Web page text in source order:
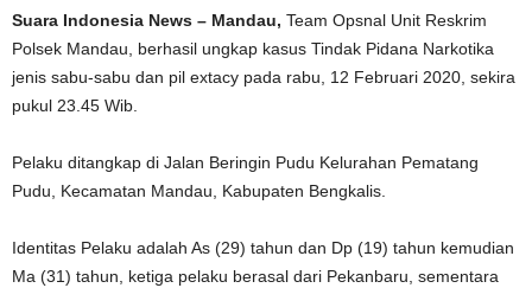
Suara Indonesia News – Mandau, Team Opsnal Unit Reskrim
Polsek Mandau, berhasil ungkap kasus Tindak Pidana Narkotika
jenis sabu-sabu dan pil extacy pada rabu, 12 Februari 2020, sekira
pukul 23.45 Wib.
Pelaku ditangkap di Jalan Beringin Pudu Kelurahan Pematang
Pudu, Kecamatan Mandau, Kabupaten Bengkalis.
Identitas Pelaku adalah As (29) tahun dan Dp (19) tahun kemudian
Ma (31) tahun, ketiga pelaku berasal dari Pekanbaru, sementara